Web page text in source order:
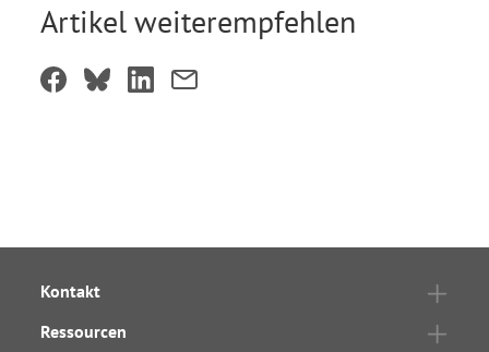
Artikel weiterempfehlen
Kontakt
Ressourcen